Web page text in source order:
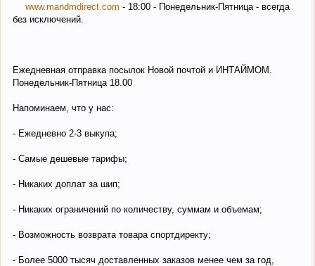
www.mandmdirect.com - 18:00 - Понедельник-Пятница - всегда
без исключений.
Ежедневная отправка посылок Новой почтой и ИНТАЙМОМ.
Понедельник-Пятница 18.00
Напоминаем, что у нас:
- Ежедневно 2-3 выкупа;
- Самые дешевые тарифы;
- Никаких доплат за шип;
- Никаких ограничений по количеству, суммам и объемам;
- Возможность возврата товара спортдиректу;
- Более 5000 тысяч доставленных заказов менее чем за год,